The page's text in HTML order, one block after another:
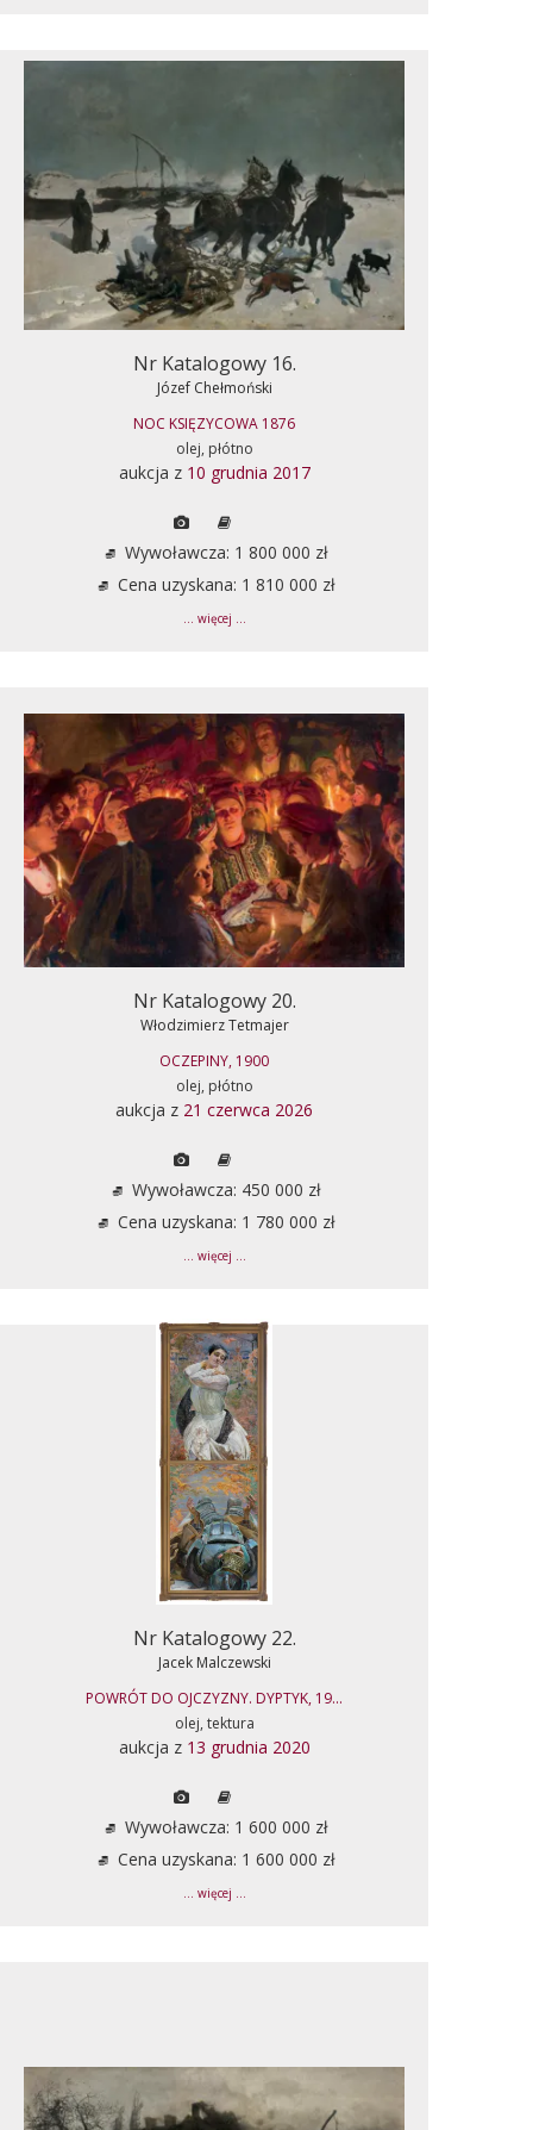
Nr Katalogowy 16.
Józef Chełmoński
NOC KSIĘZYCOWA 1876
olej, płótno
aukcja z 10 grudnia 2017
Wywoławcza: 1 800 000 zł
Cena uzyskana: 1 810 000 zł
... więcej ...
Nr Katalogowy 20.
Włodzimierz Tetmajer
OCZEPINY, 1900
olej, płótno
aukcja z 21 czerwca 2026
Wywoławcza: 450 000 zł
Cena uzyskana: 1 780 000 zł
... więcej ...
Nr Katalogowy 22.
Jacek Malczewski
POWRÓT DO OJCZYZNY. DYPTYK, 19...
olej, tektura
aukcja z 13 grudnia 2020
Wywoławcza: 1 600 000 zł
Cena uzyskana: 1 600 000 zł
... więcej ...